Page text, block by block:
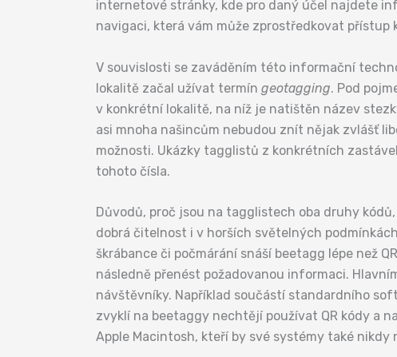
internetové stránky, kde pro daný účel najdete
navigaci, která vám může zprostředkovat
V souvislosti se zaváděním této informační
lokalitě začal užívat termín geotagging. Pod
v konkrétní lokalitě, na níž je natištěn název
asi mnoha našincům nebudou znít nějak zvlášť
možnosti. Ukázky tagglistů z konkrétních
tohoto čísla.
Důvodů, proč jsou na tagglistech oba druhy
dobrá čitelnost i v horších světelných
škrábance či počmárání snáší beetagg lépe než
následně přenést požadovanou informaci.
návštěvníky. Například součástí standardního
zvyklí na beetaggy nechtějí používat QR kódy a
Apple Macintosh, kteří by své systémy také nikdy